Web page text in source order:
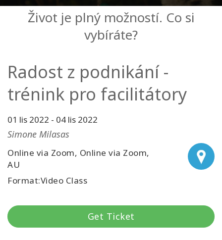
Access
Bars
Kurzy
Facilitators
Shop
Novinky
CONTACT
Život je plný možností. Co si
vybíráte?
Radost z podnikání -
trénink pro facilitátory
01 lis 2022 - 04 lis 2022
Simone Milasas
Online via Zoom, Online via Zoom,
AU
Format:Video Class
Get Ticket